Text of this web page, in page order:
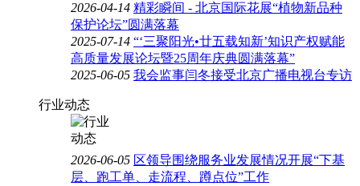
2026-04-14 精彩瞬间 - 北京国际花展“植物新品种
保护论坛”圆满落幕
2025-07-14 “‘三聚阳光•廿五载知新’知识产权赋能
高质量发展论坛暨25周年庆典圆满落幕”
2025-06-05 我会监事闫冬接受北京广播电视台专访
行业动态
2026-06-05 区领导围绕服务业发展情况开展“下基
层、跑工单、走流程、蹲点位”工作